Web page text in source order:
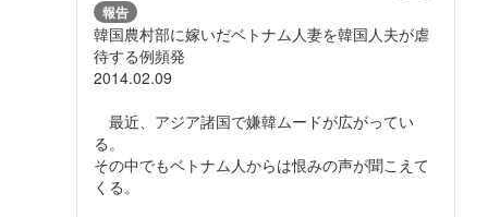
報告
韓国農村部に嫁いだベトナム人妻を韓国人夫が虐
待する例頻発
2014.02.09
最近、アジア諸国で嫌韓ムードが広がってい
る。
その中でもベトナム人からは恨みの声が聞こえて
くる。